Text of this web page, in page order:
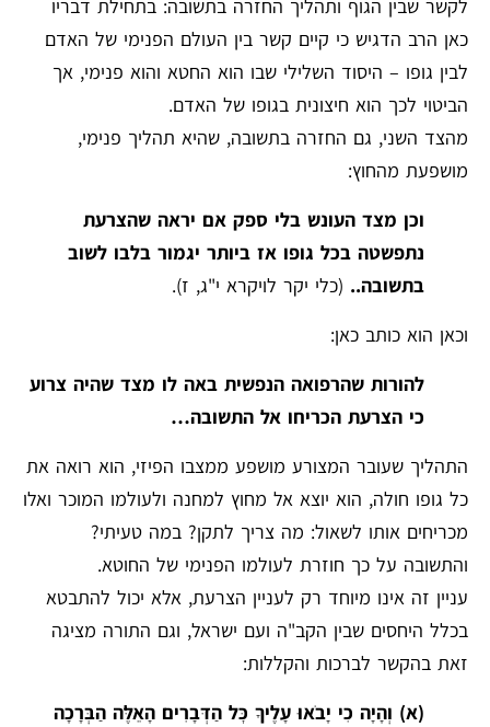
לקשר שבין הגוף ותהליך החזרה בתשובה: בתחילת דבריו
כאן הרב הדגיש כי קיים קשר בין העולם הפנימי של האדם
לבין גופו – היסוד השלילי שבו הוא החטא והוא פנימי, אך
הביטוי לכך הוא חיצונית בגופו של האדם.
מהצד השני, גם החזרה בתשובה, שהיא תהליך פנימי,
מושפעת מהחוץ:
וכן מצד העונש בלי ספק אם יראה שהצרעת
נתפשטה בכל גופו אז ביותר יגמור בלבו לשוב
בתשובה.. (כלי יקר לויקרא י"ג, ז).
וכאן הוא כותב כאן:
להורות שהרפואה הנפשית באה לו מצד שהיה צרוע
כי הצרעת הכריחו אל התשובה…
התהליך שעובר המצורע מושפע ממצבו הפיזי, הוא רואה את
כל גופו חולה, הוא יוצא אל מחוץ למחנה ולעולמו המוכר ואלו
מכריחים אותו לשאול: מה צריך לתקן? במה טעיתי?
והתשובה על כך חוזרת לעולמו הפנימי של החוטא.
עניין זה אינו מיוחד רק לעניין הצרעת, אלא יכול להתבטא
בכלל היחסים שבין הקב"ה ועם ישראל, וגם התורה מציגה
זאת בהקשר לברכות והקללות:
(א) וְהָיָה כִי יָבֹאוּ עָלֶיךָ כׇּל הַדְּבָרִים הָאֵלֶּה הַבְּרָכָה